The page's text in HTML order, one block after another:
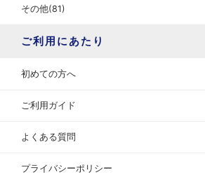
その他(81)
ご利用にあたり
初めての方へ
ご利用ガイド
よくある質問
プライバシーポリシー